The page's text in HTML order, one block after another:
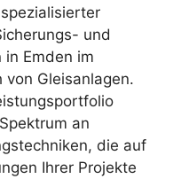
und
Emden im
Gleisanlagen.
an
die auf
Ihrer Projekte